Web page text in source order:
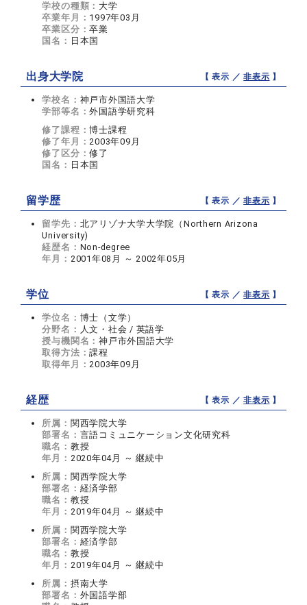
学校の種類： 大学
卒業年月： 1997年03月
卒業区分：卒業
国名： 日本国
出身大学院 【 表示 ／非表示 】
学校名： 神戸市外国語大学
学部等名：外国語学研究科
修了課程：博士課程
修了年月：2003年09月
修了区分：修了
国名： 日本国
留学歴 【 表示 ／非表示 】
留学先： 北アリゾナ大学大学院（Northern Arizona
University)
経歴名： Non-degree
年月： 2001年08月 ～ 2002年05月
学位 【 表示 ／非表示 】
学位名： 博士（文学）
分野名： 人文・社会 / 英語学
授与機関名：神戸市外国語大学
取得方法：課程
取得年月：2003年09月
経歴 【 表示 ／非表示 】
所属： 関西学院大学
部署名： 言語コミュニケーション文化研究科
職名： 教授
年月： 2020年04月 ～ 継続中
所属： 関西学院大学
部署名： 経済学部
職名： 教授
年月： 2019年04月 ～ 継続中
所属： 関西学院大学
部署名： 経済学部
職名： 教授
年月： 2019年04月 ～ 継続中
所属： 摂南大学
部署名： 外国語学部